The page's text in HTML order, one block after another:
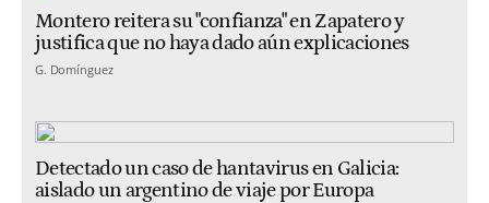
Montero reitera su "confianza" en Zapatero y
justifica que no haya dado aún explicaciones
G. Domínguez
Detectado un caso de hantavirus en Galicia:
aislado un argentino de viaje por Europa